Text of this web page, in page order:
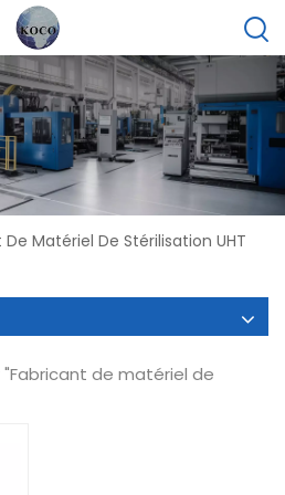
Matériel De Stérilisation UHT
de matériel de